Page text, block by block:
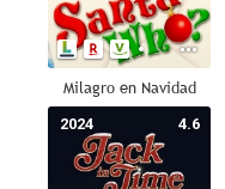
Milagro en Navidad
4.6
2024